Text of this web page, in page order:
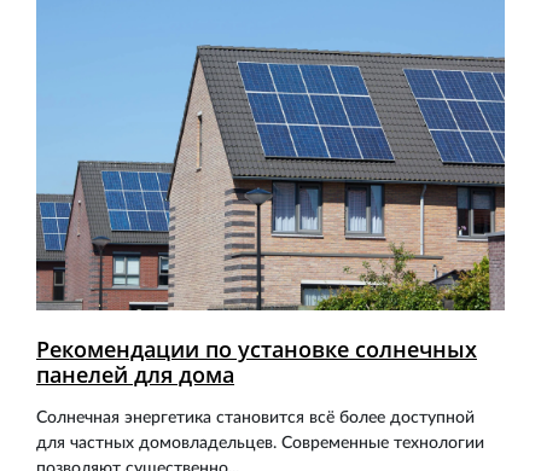
Рекомендации по установке солнечных
панелей для дома
Солнечная энергетика становится всё более доступной
для частных домовладельцев. Современные технологии